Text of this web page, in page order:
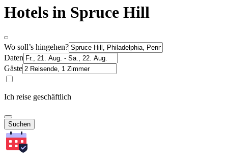
Hotels in Spruce Hill
Wo soll’s hingehen?
Daten
Gäste
Ich reise geschäftlich
Suchen